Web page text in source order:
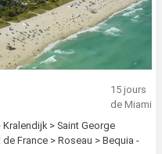
15 jours
de Miami
> Saint George
France > Roseau > Bequia -